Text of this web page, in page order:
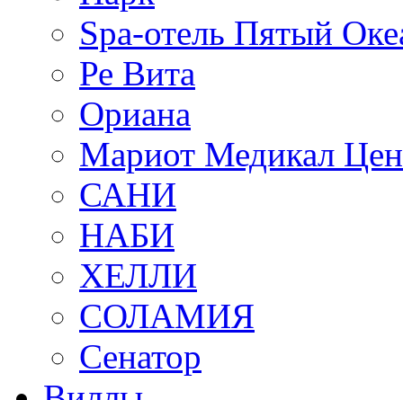
Spa-отель Пятый
Ре Вита
Ориана
Мариот Медикал
САНИ
НАБИ
ХЕЛЛИ
СОЛАМИЯ
Сенатор